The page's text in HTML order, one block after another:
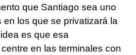
que Santiago sea uno
los que se privatizará la
es que esa
en las terminales con